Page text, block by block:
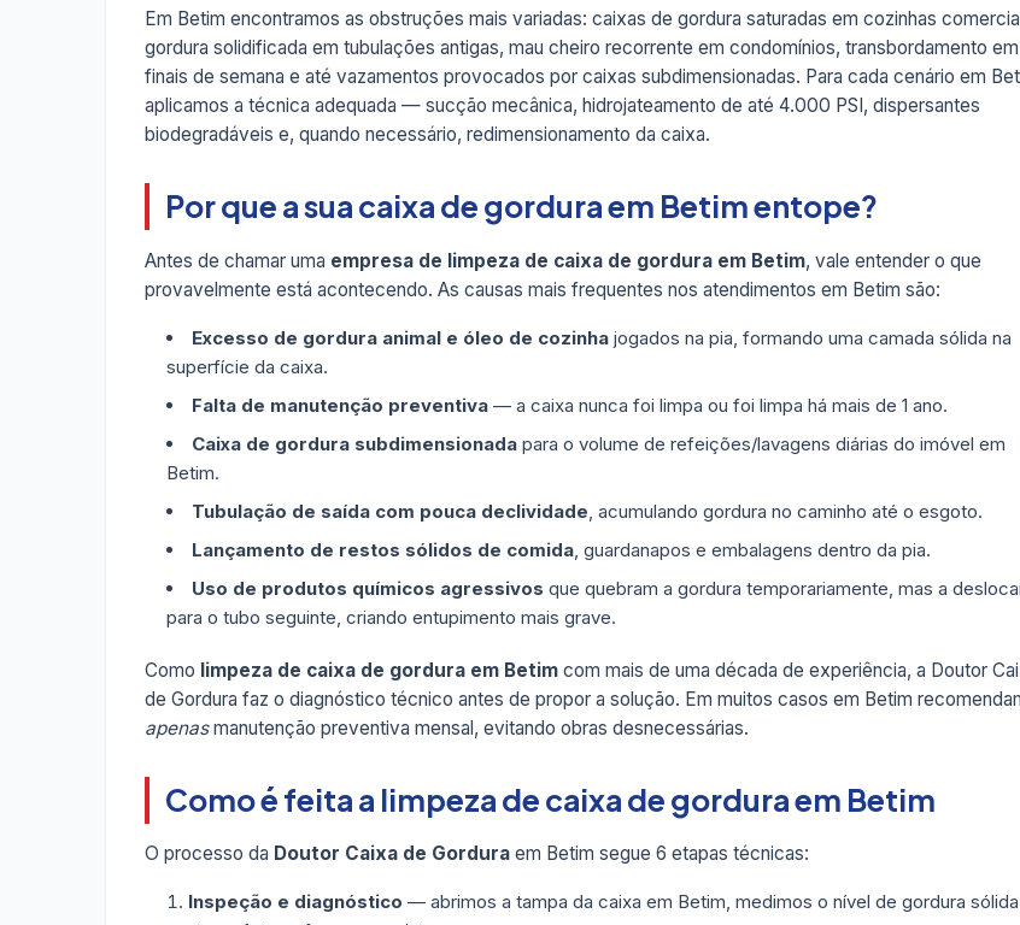
Em Betim encontramos as obstruções mais variadas: caixas de gordura saturadas em cozinhas
gordura solidificada em tubulações antigas, mau cheiro recorrente em condomínios, transbordamento em
finais de semana e até vazamentos provocados por caixas subdimensionadas. Para cada cenário em
aplicamos a técnica adequada — sucção mecânica, hidrojateamento de até 4.000 PSI, dispersantes
biodegradáveis e, quando necessário, redimensionamento da caixa.
Por que a sua caixa de gordura em Betim entope?
Antes de chamar uma empresa de limpeza de caixa de gordura em Betim, vale entender o que
provavelmente está acontecendo. As causas mais frequentes nos atendimentos em Betim são:
Excesso de gordura animal e óleo de cozinhajogados na pia, formando uma camada sólida na
superfície da caixa.
Falta de manutenção preventiva— a caixa nunca foi limpa ou foi limpa há mais de 1 ano.
Caixa de gordura subdimensionadapara o volume de refeições/lavagens diárias do imóvel em
Betim.
Tubulação de saída com pouca declividade , acumulando gordura no caminho até o esgoto.
Lançamento de restos sólidos de comida, guardanapos e embalagens dentro da pia.
Uso de produtos químicos agressivos que quebram a gordura temporariamente, mas a
para o tubo seguinte, criando entupimento mais grave.
Como limpeza de caixa de gordura em Betim com mais de uma década de experiência, a Doutor
de Gordura faz o diagnóstico técnico antes de propor a solução. Em muitos casos em Betim
apenasmanutenção preventiva mensal, evitando obras desnecessárias.
Como é feita a limpeza de caixa de gordura em Betim
O processo da Doutor Caixa de Gordura em Betim segue 6 etapas técnicas:
Inspeção e diagnóstico — abrimos a tampa da caixa em Betim, medimos o nível de gordura